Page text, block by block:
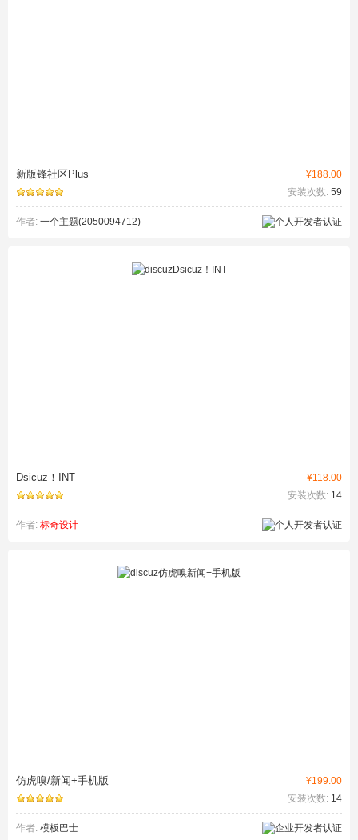
¥188.00
新版锋社区Plus
安装次数: 59
作者: 一个主题(2050094712)
¥118.00
Dsicuz！INT
安装次数: 14
作者: 标奇设计
¥199.00
仿虎嗅/新闻+手机版
安装次数: 14
作者: 模板巴士